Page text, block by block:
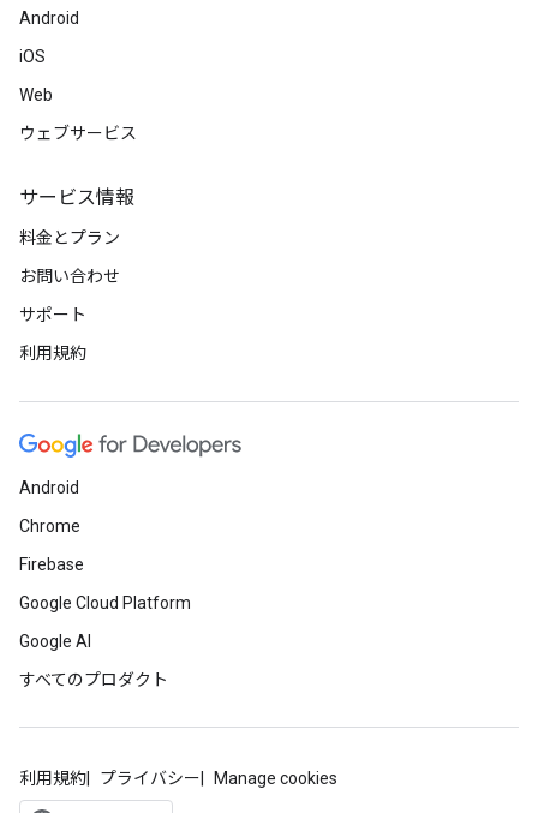
Android
iOS
Web
ウェブサービス
サービス情報
料金とプラン
お問い合わせ
サポート
利用規約
Android
Chrome
Firebase
Google Cloud Platform
Google AI
すべてのプロダクト
利用規約 プライバシー Manage cookies